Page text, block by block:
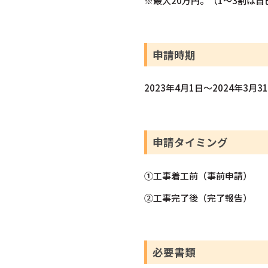
申請時期
2023年4月1日～2024年3月
申請タイミング
①工事着工前（事前申請）
②工事完了後（完了報告）
必要書類